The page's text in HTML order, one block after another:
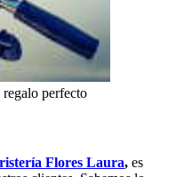
perfecto
Flores Laura, es